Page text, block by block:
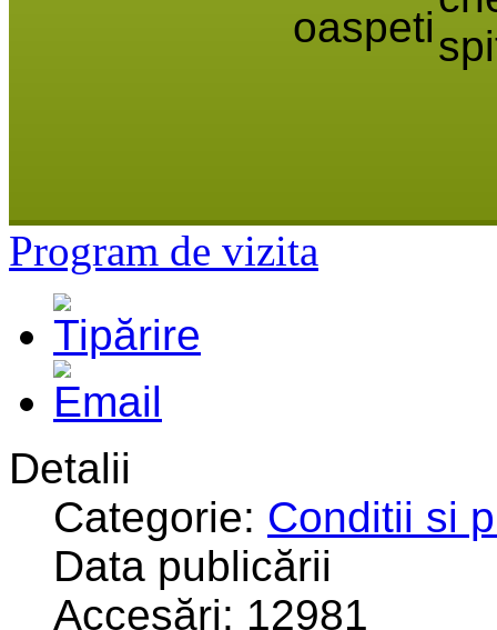
Program de vizita
Detalii
Categorie: Conditii si
Data publicării
Accesări: 12981